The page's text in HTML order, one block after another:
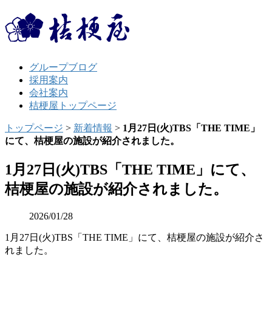
グループブログ
採用案内
会社案内
桔梗屋トップページ
トップページ > 新着情報 > 1月27日(火)TBS「THE TIME」
にて、桔梗屋の施設が紹介されました。
1月27日(火)TBS「THE TIME」にて、
桔梗屋の施設が紹介されました。
2026/01/28
1月27日(火)TBS「THE TIME」にて、桔梗屋の施設が紹介さ
れました。